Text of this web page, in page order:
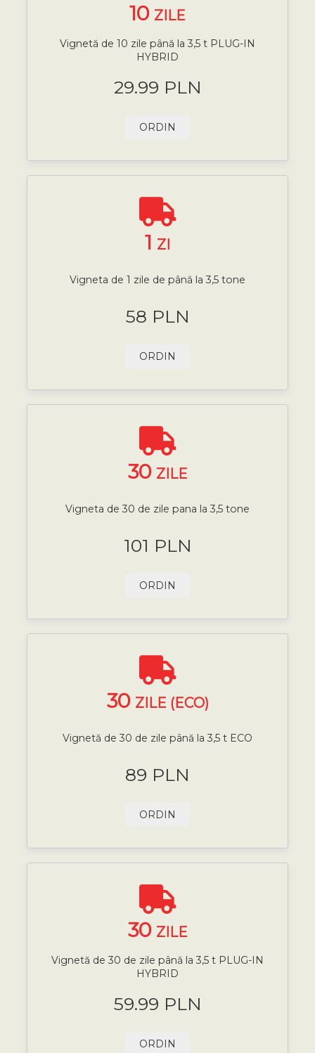
10 ZILE
Vignetă de 10 zile până la 3,5 t PLUG-IN
HYBRID
29.99 PLN
ORDIN
1 ZI
Vigneta de 1 zile de până la 3,5 tone
58 PLN
ORDIN
30 ZILE
Vigneta de 30 de zile pana la 3,5 tone
101 PLN
ORDIN
30 ZILE (ECO)
Vignetă de 30 de zile până la 3,5 t ECO
89 PLN
ORDIN
30 ZILE
Vignetă de 30 de zile până la 3,5 t PLUG-IN
HYBRID
59.99 PLN
ORDIN